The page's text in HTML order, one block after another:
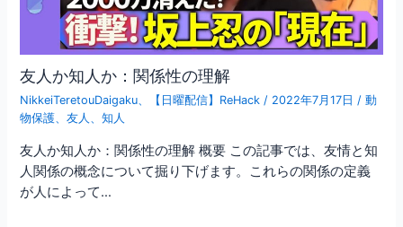
友人か知人か：関係性の理解
NikkeiTeretouDaigaku、 【日曜配信】ReHack / 2022年7月17日 /動
物保護、友人 、知人
友人か知人か：関係性の理解 概要 この記事では、友情と知
人関係の概念について掘り下げます。これらの関係の定義
が人によって…